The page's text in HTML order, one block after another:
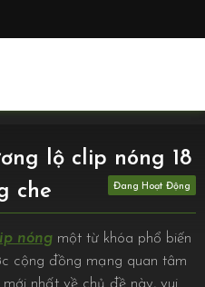
lộ clip nóng 18
che
nóng một từ khóa phổ biến
cộng đồng mạng quan tâm
nhất về chủ đề này, vui